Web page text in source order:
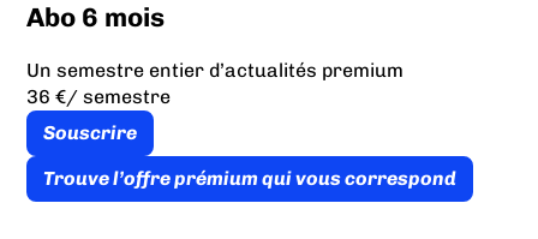
Abo 6 mois
Un semestre entier d’actualités premium
36 €/ semestre
Souscrire
Trouve l’offre prémium qui vous correspond